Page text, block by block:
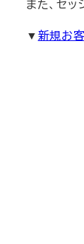
また、セ
▼新規お